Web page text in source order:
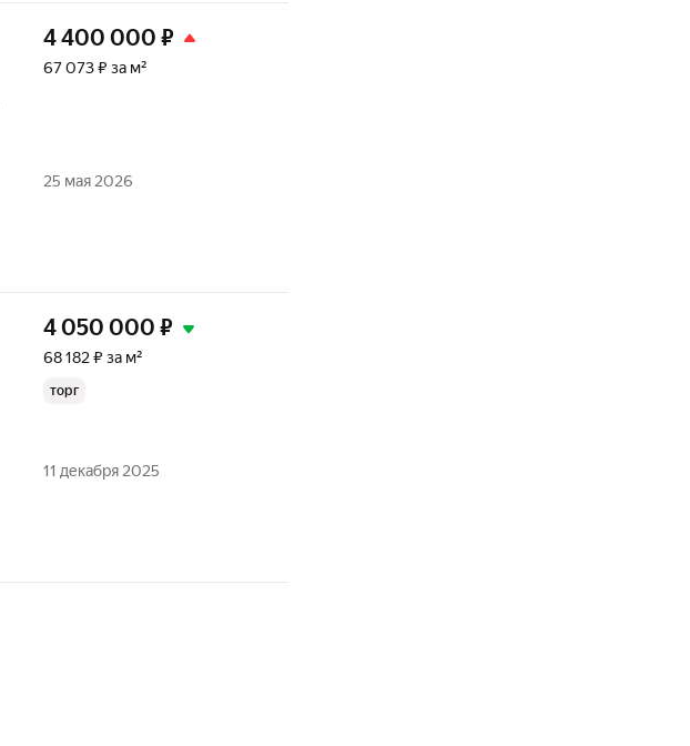
4 400 000 ₽
67 073 ₽ за м²
25 мая 2026
4 050 000 ₽
68 182 ₽ за м²
торг
11 декабря 2025